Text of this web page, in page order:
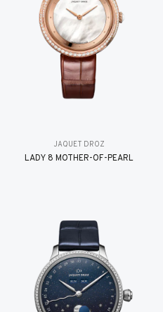
JAQUET DROZ
LADY 8 MOTHER-OF-PEARL